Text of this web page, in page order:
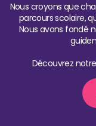
Nous croyons que
parcours scolaire,
Nous avons fondé
Découvrez